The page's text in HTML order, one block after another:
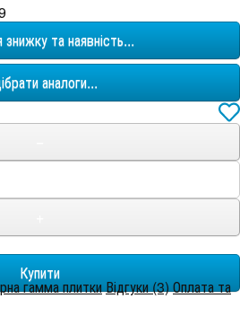
знижку та наявність...
аналоги...
гамма плиткиВідгуки (3)Оплата та